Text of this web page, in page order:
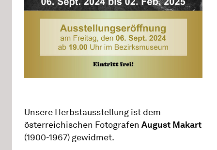
Unsere Herbstausstellung ist dem
österreichischen Fotografen August Makart
(1900-1967) gewidmet.